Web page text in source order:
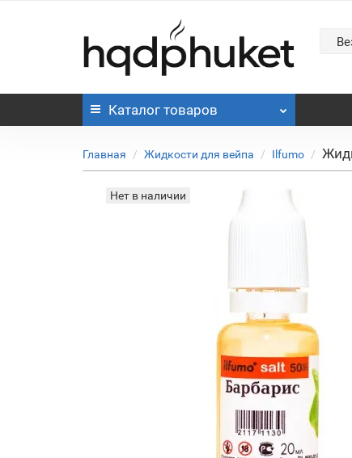
Каталог товаров
Главная Жидкости для вейпа Ilfumo
Нет в наличии